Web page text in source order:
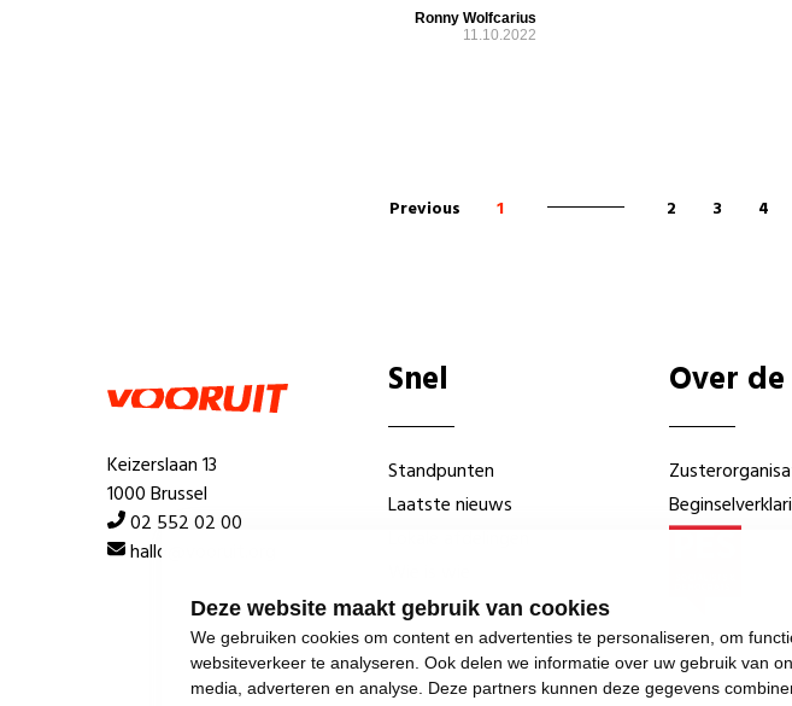
Deze website maakt gebruik van cookies
We gebruiken cookies om content en advertenties te personaliseren, om
websiteverkeer te analyseren. Ook delen we informatie over uw gebruik van
media, adverteren en analyse. Deze partners kunnen deze gegevens
Ronny Wolfcarius
11.10.2022
Previous 1 2 3 4
Keizerslaan 13
1000 Brussel
02 552 02 00
hallo@vooruit.org
Snel
Standpunten
Laatste nieuws
Over